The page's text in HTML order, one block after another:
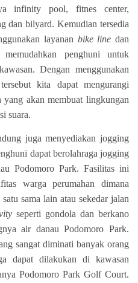
infinity pool, fitnes center,
dan bilyard. Kemudian tersedia
layanan bike line dan
memudahkan penghuni untuk
Dengan menggunakan
kita dapat mengurangi
yang akan membuat lingkungan
suara.
juga menyediakan jogging
dapat berolahraga jogging
Podomoro Park. Fasilitas ini
warga perumahan dimana
sama lain atau sekedar jalan
seperti gondola dan berkano
air danau Podomoro Park.
sangat diminati banyak orang
dapat dilakukan di kawasan
Podomoro Park Golf Court.